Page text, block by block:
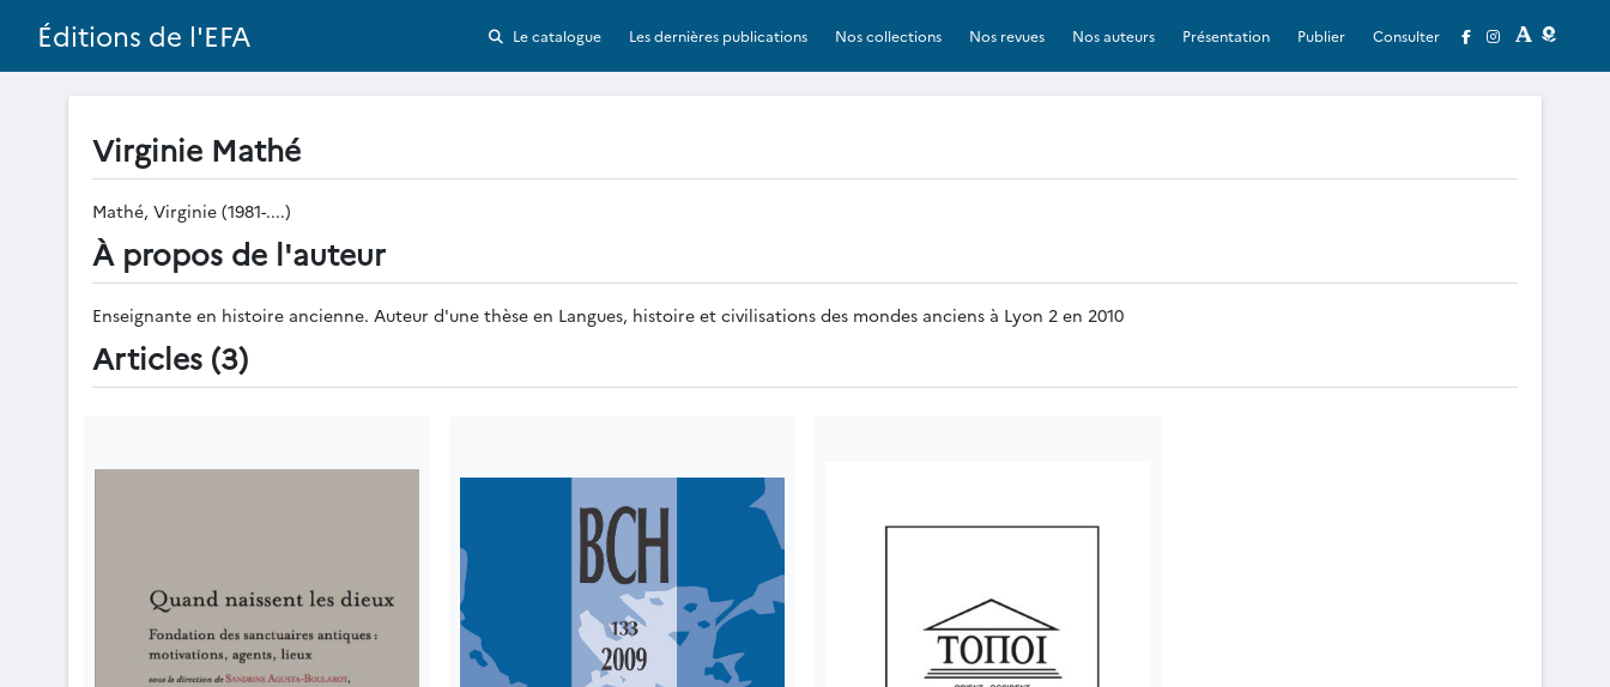
Éditions de l'EFA Le catalogue Les dernières publications Nos collections Nos revues Nos auteurs Présentation Publier Consulter
Virginie Mathé
Mathé, Virginie (1981-....)
À propos de l'auteur
Enseignante en histoire ancienne. Auteur d'une thèse en Langues, histoire et civilisations des mondes anciens à Lyon 2 en 2010
Articles (3)